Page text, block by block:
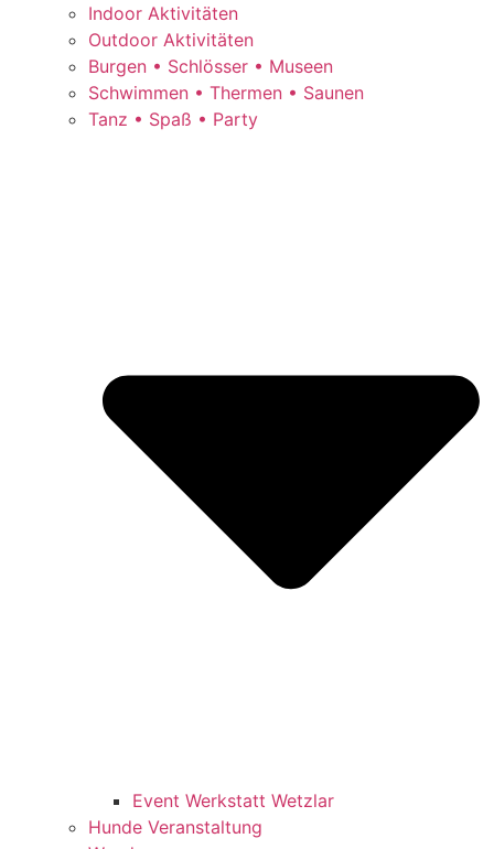
Indoor Aktivitäten
Outdoor Aktivitäten
Burgen • Schlösser • Museen
Schwimmen • Thermen • Saunen
Tanz • Spaß • Party
Event Werkstatt Wetzlar
Hunde Veranstaltung